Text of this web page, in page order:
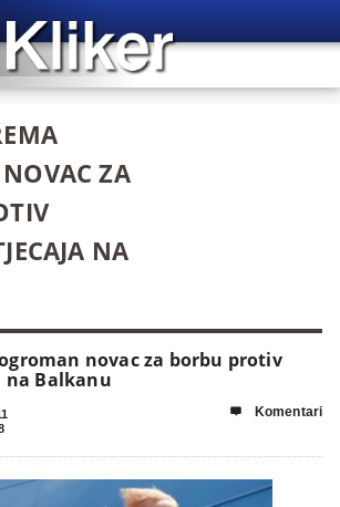
ZA
NA
novac za borbu protiv
na Balkanu
 Komentari